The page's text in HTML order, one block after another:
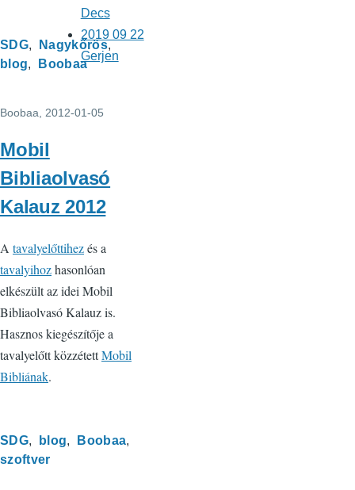
SDG
Nagykőrös
blog
Boobaa
Boobaa , 2012-01-05
Mobil
Bibliaolvasó
Kalauz 2012
A tavalyelőttihezés a
tavalyihozhasonlóan
elkészült az idei Mobil
Bibliaolvasó Kalauz is.
Hasznos kiegészítője a
tavalyelőtt közzétettMobil
Bibliának.
SDG blog
Boobaa
szoftver
Decs
2019 09 22
Gerjen